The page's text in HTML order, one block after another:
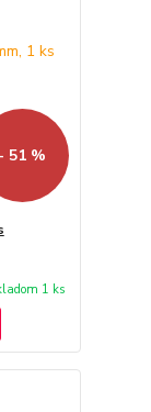
- 51 %
1 ks